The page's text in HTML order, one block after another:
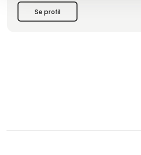
"urban art" hentes til Aalborg for at
Se profil